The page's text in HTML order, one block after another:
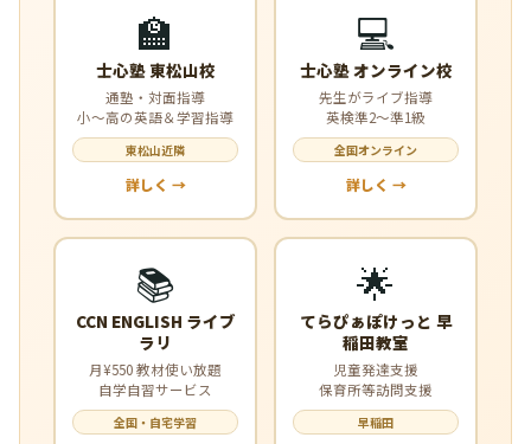
🏫
士心塾 東松山校
通塾・対面指導
小〜高の英語＆学習指導
東松山近隣
詳しく →
💻
士心塾 オンライン校
先生がライブ指導
英検準2〜準1級
全国オンライン
詳しく →
📚
CCN ENGLISH ライブ
ラリ
月¥550 教材使い放題
自学自習サービス
全国・自宅学習
🌟
てらぴぁぽけっと 早
稲田教室
児童発達支援
保育所等訪問支援
早稲田